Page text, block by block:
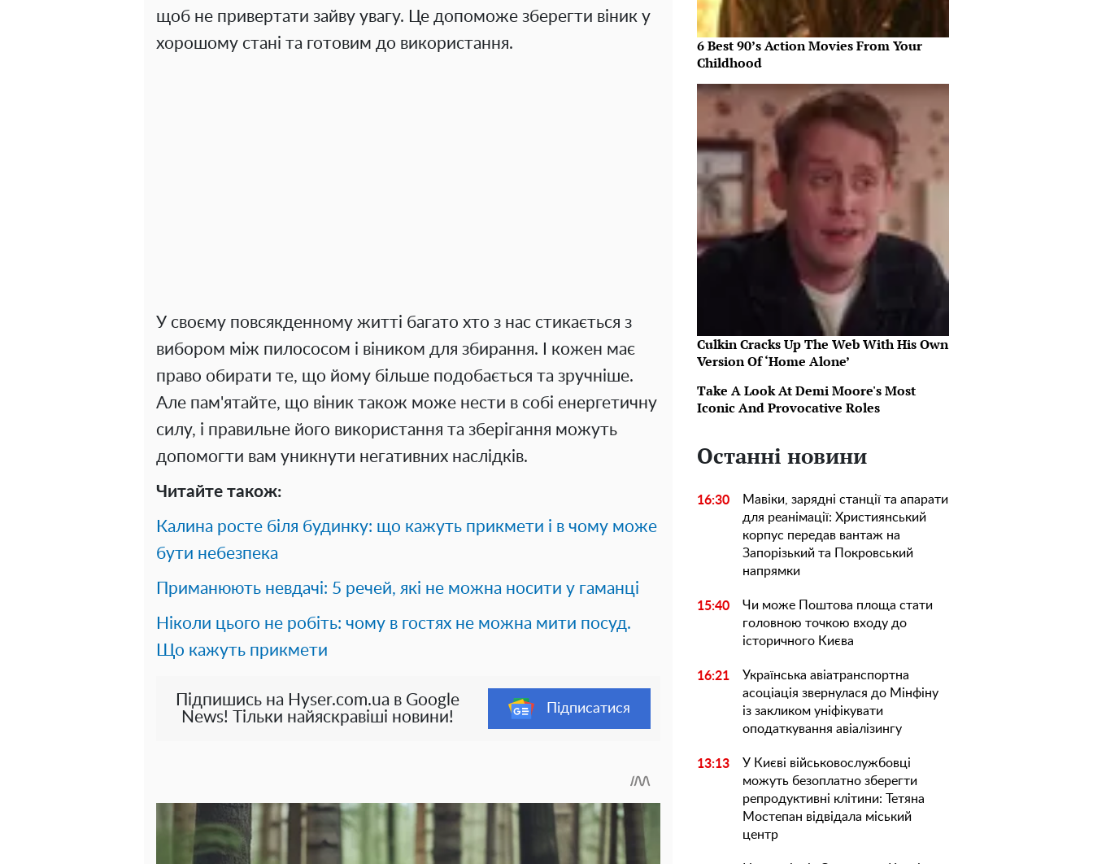
щоб не привертати зайву увагу. Це допоможе зберегти віник у
хорошому стані та готовим до використання.
У своєму повсякденному житті багато хто з нас стикається з
вибором між пилососом і віником для збирання. І кожен має
право обирати те, що йому більше подобається та зручніше.
Але пам'ятайте, що віник також може нести в собі енергетичну
силу, і правильне його використання та зберігання можуть
допомогти вам уникнути негативних наслідків.
Читайте також:
Калина росте біля будинку: що кажуть прикмети і в чому може
бути небезпека
Приманюють невдачі: 5 речей, які не можна носити у гаманці
Ніколи цього не робіть: чому в гостях не можна мити посуд.
Що кажуть прикмети
Підпишись на Hyser.com.ua в Google
News! Тільки найяскравіші новини!
Підписатися
6 Best 90’s Action Movies From Your
Childhood
Culkin Cracks Up The Web With His Own
Version Of ‘Home Alone’
Take A Look At Demi Moore's Most
Iconic And Provocative Roles
Останні новини
16:30
Мавіки, зарядні станції та апарати
для реанімації: Християнський
корпус передав вантаж на
Запорізький та Покровський
напрямки
15:40
Чи може Поштова площа стати
головною точкою входу до
історичного Києва
16:21
Українська авіатранспортна
асоціація звернулася до Мінфіну
із закликом уніфікувати
оподаткування авіалізингу
13:13
У Києві військовослужбовці
можуть безоплатно зберегти
репродуктивні клітини: Тетяна
Мостепан відвідала міський
центр